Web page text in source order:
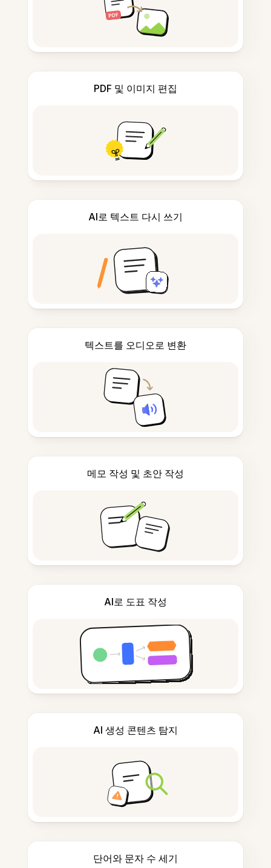
PDF 및 이미지 편집
AI로 텍스트 다시 쓰기
텍스트를 오디오로 변환
메모 작성 및 초안 작성
AI로 도표 작성
AI 생성 콘텐츠 탐지
단어와 문자 수 세기